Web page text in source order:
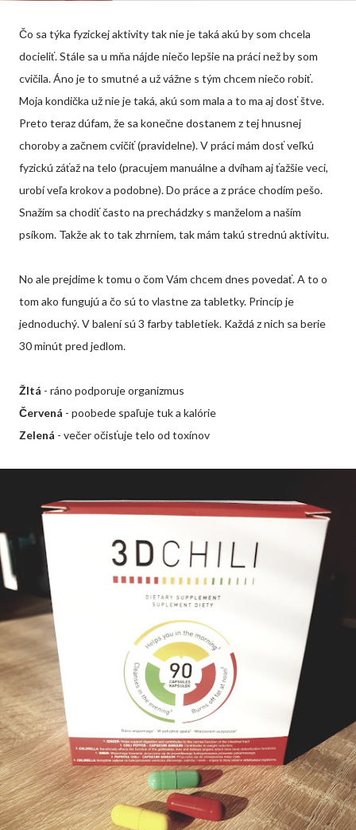
Čo sa týka fyzickej aktivity tak nie je taká akú by som chcela
docieliť. Stále sa u mňa nájde niečo lepšie na práci než by som
cvičila. Áno je to smutné a už vážne s tým chcem niečo robiť.
Moja kondička už nie je taká, akú som mala a to ma aj dosť štve.
Preto teraz dúfam, že sa konečne dostanem z tej hnusnej
choroby a začnem cvičiť (pravidelne). V práci mám dosť veľkú
fyzickú záťaž na telo (pracujem manuálne a dvíham aj ťažšie veci,
urobí veľa krokov a podobne). Do práce a z práce chodím pešo.
Snažím sa chodiť často na prechádzky s manželom a naším
psíkom. Takže ak to tak zhrniem, tak mám takú strednú aktivitu.
No ale prejdime k tomu o čom Vám chcem dnes povedať. A to o
tom ako fungujú a čo sú to vlastne za tabletky. Princíp je
jednoduchý. V balení sú 3 farby tabletiek. Každá z nich sa berie
30 minút pred jedlom.
Žltá - ráno podporuje organizmus
Červená - poobede spaľuje tuk a kalórie
Zelená - večer očisťuje telo od toxínov